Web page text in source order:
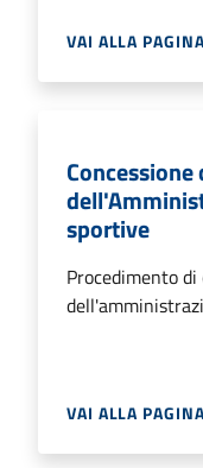
VAI ALLA PAGINA
sportive
Procedimento
VAI ALLA PAGINA